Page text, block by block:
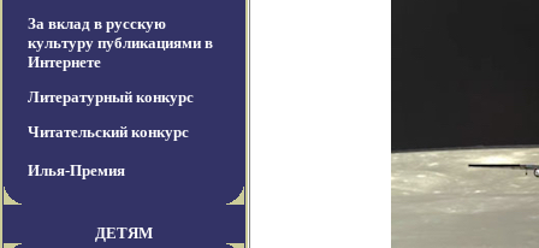
За вклад в русскую
культуру публикациями в
Интернете
Литературный конкурс
Читательский конкурс
Илья-Премия
ДЕТЯМ